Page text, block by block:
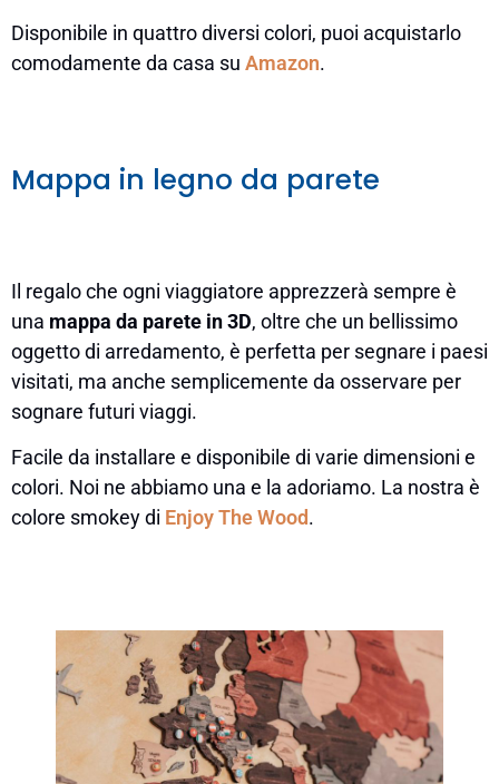
Disponibile in quattro diversi colori, puoi acquistarlo
comodamente da casa su Amazon.
Mappa in legno da parete
Il regalo che ogni viaggiatore apprezzerà sempre è
una mappa da parete in 3D, oltre che un bellissimo
oggetto di arredamento, è perfetta per segnare i paesi
visitati, ma anche semplicemente da osservare per
sognare futuri viaggi.
Facile da installare e disponibile di varie dimensioni e
colori. Noi ne abbiamo una e la adoriamo. La nostra è
colore smokey di Enjoy The Wood.